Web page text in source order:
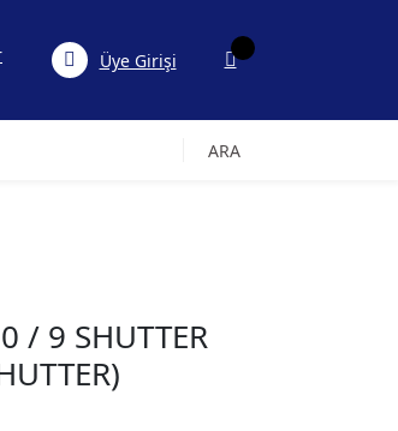
Üye Girişi
ARA
/ 9 SHUTTER